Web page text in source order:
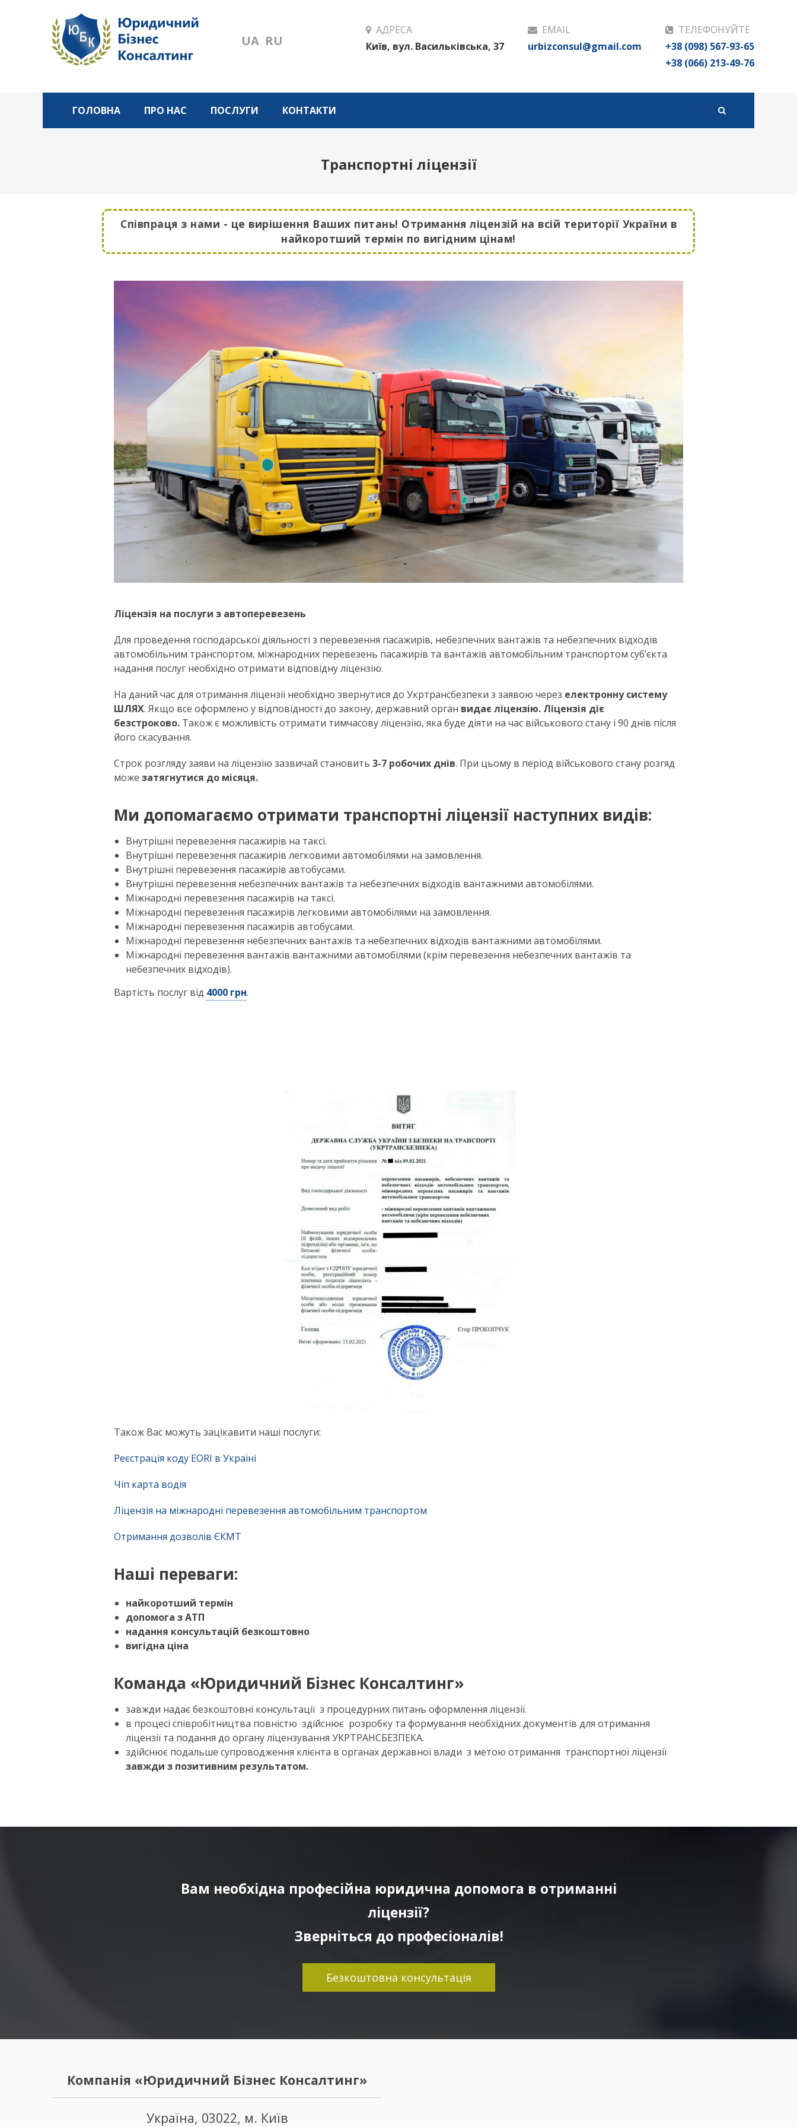
UA RU
АДРЕСА
Київ, вул. Васильківська, 37
EMAIL
urbizconsul@gmail.com
ТЕЛЕФОНУЙТЕ
+38 (098) 567-93-65
+38 (066) 213-49-76
ГОЛОВНА ПРО НАС ПОСЛУГИ КОНТАКТИ
Транспортні ліцензії
Співпраця з нами - це вирішення Ваших питань! Отримання ліцензій на всій території України в
найкоротший термін по вигідним цінам!
Ліцензія на послуги з автоперевезень
Для проведення господарської діяльності з перевезення пасажирів, небезпечних вантажів та небезпечних відходів
автомобільним транспортом, міжнародних перевезень пасажирів та вантажів автомобільним транспортом суб’єкта
надання послуг необхідно отримати відповідну ліцензію.
На даний час для отримання ліцензії необхідно звернутися до Укртрансбезпеки з заявою через електронну систему
ШЛЯХ. Якщо все оформлено у відповідності до закону, державний орган видає ліцензію. Ліцензія діє
безстроково. Також є можливість отримати тимчасову ліцензію, яка буде діяти на час військового стану і 90 днів після
його скасування.
Строк розгляду заяви на ліцензію зазвичай становить 3-7 робочих днів. При цьому в період військового стану розгяд
може затягнутися до місяця.
Ми допомагаємо отримати транспортні ліцензії наступних видів:
Внутрішні перевезення пасажирів на таксі.
Внутрішні перевезення пасажирів легковими автомобілями на замовлення.
Внутрішні перевезення пасажирів автобусами.
Внутрішні перевезення небезпечних вантажів та небезпечних відходів вантажними автомобілями.
Міжнародні перевезення пасажирів на таксі.
Міжнародні перевезення пасажирів легковими автомобілями на замовлення.
Міжнародні перевезення пасажирів автобусами.
Міжнародні перевезення небезпечних вантажів та небезпечних відходів вантажними автомобілями.
Міжнародні перевезення вантажів вантажними автомобілями (крім перевезення небезпечних вантажів та
небезпечних відходів).
Вартість послуг від 4000 грн.
Також Вас можуть зацікавити наші послуги:
Реєстрація коду EORI в Україні
Чіп карта водія
Ліцензія на міжнародні перевезення автомобільним транспортом
Отримання дозволів ЄКМТ
Наші переваги:
найкоротший термін
допомога з АТП
надання консультацій безкоштовно
вигідна ціна
Команда «Юридичний Бізнес Консалтинг»
завжди надає безкоштовні консультації з процедурних питань оформлення ліцензії.
в процесі співробітництва повністю здійснює розробку та формування необхідних документів для отримання
ліцензії та подання до органу ліцензування УКРТРАНСБЕЗПЕКА.
здійснює подальше супроводження клієнта в органах державної влади з метою отримання транспортної ліцензії
завжди з позитивним результатом.
Вам необхідна професійна юридична допомога в отриманні
ліцензії?
Зверніться до професіоналів!
Безкоштовна консультація
Компанія «Юридичний Бізнес Консалтинг»
Україна, 03022, м. Київ